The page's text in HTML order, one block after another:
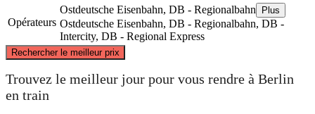
Opérateurs
Ostdeutsche Eisenbahn, DB - Regionalbahn Plus
Ostdeutsche Eisenbahn, DB - Regionalbahn, DB -
Intercity, DB - Regional Express
Rechercher le meilleur prix
© CARTO, ©OpenStreetMap
Trouvez le meilleur jour pour vous rendre à Berlin
en train